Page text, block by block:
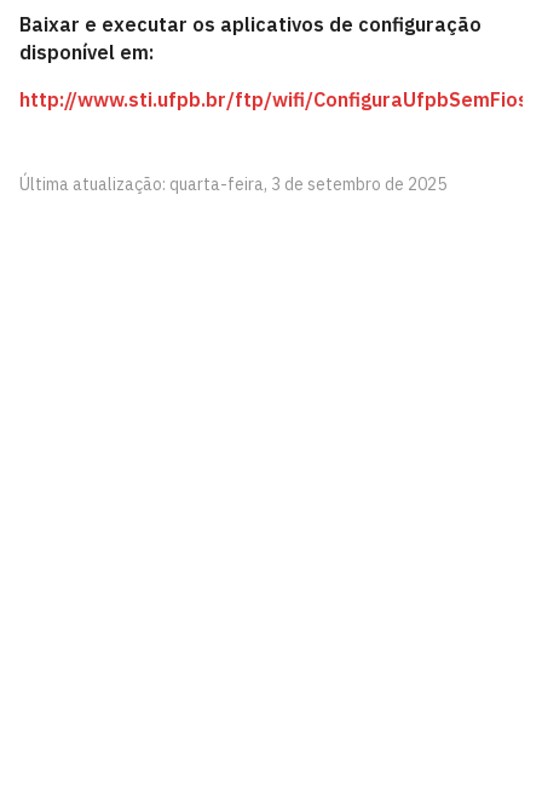
Baixar e executar os aplicativos de configuração
disponível em:
http://www.sti.ufpb.br/ftp/wifi/
Última atualização: quarta-feira, 3 de setembro de 2025